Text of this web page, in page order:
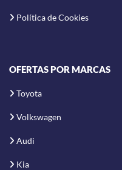
Política de Cookies
OFERTAS POR MARCAS
Toyota
Volkswagen
Audi
Kia